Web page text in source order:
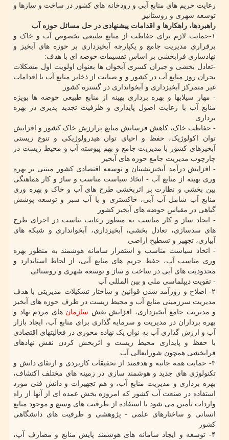
رعایت حریم های منابع آبی و رودخانه های کشور در ساخت و سازها و
توسعه شهری و روستائیر
راهبردها، راهکارها و اقدامات پیشنهادی در حل مسائل حوزه آب
۱-حمایت لازم برای حفاظت از منابع طبیعی بخصوص آب و خاک و
برقراری مدیریت جامع و یکپارچه آبخیزداری بر حوزه های آبخیز و
نهادسازی فرابخشی بر اساس تقسیمات حوضه ای با هدف:
-تعادل بخشی و جبران کسری آبخوان ها بعنوان اولویت اول مشکلات
بحران روز منابع آب در کشور و و صیانت از ذخایر منابع آب با اقدامات
غیر متمرکز آبخیزداری و آبخوانداری در گستره کشور
- مهار سیلابها و بهره برداری بهینه از منابع طبیعی حوضه ها بویژه
منابع آب با رعایت اصول پایداری و ظرفیت تجدید پذیری در بهره
برداری
- حفاظت خاک، کاهش فرسایش منابع پرارزش خاک کشور و افزایش
توان اکولوژیک، حفظ و احیای توان هیدرولوژیکی و تنوع زیستی
آبخیزهای کشور با مدیریت جامع و بهم پیوسته آب و محیط زیست در
چارچوب مدیریت جامع حوزه های آبخیز
- افزایش درآمد آبخیزنشینان و توسعه اقتصادی کشور مبتنی بر بهره
وری بهینه از منابع آب - اتخاذ سیاست مناسب و ساز و کار هماهنگی
بین بخشی و نظارت بر اثربخشی طرح های آب و خاک و بهره وری
منابع آب شامل آب آبی، خاکستری و یا آب سبز و توسعه پوشش
گیاهی در مقیاس حوضه های آبخیز کشور
- ایجاد ساز و کار مناسب به منظور رعایت تناسب در اجرای طرح
های سدسازی، تعادل بخشی، آبخیزداری، آبخوانداری و شبکه های
آبیاری، تجهیز و تسطیح اراضی
- اتخاذ سیاست مناسب و استقرار سامانه هوشمند به منظور بهره
وری مناسب آب، حفظ حریم های منابع آبی، از لحاظ استاندارد و
محدودیت های آبی در ساخت و ساز و توسعه شهری و روستائی
- تقویت دیپلماسی ملی و بین المللی آب
۲- اصلاح و روزآمد شدن قوانین و ساختار تشکیلات مدیریتی با هدف
مدیریت سرزمینی منابع آب و محیط زیست در ظرف حوزه های آبخیز
و مدیریت جامع آبخیزداری، افزایش نقش سازمان های مردم نهاد و
بهره برداران در مدیریت و سرمایه گذاری برای منابع آب، ایجاد بازار
آب و ارزش گذاری آب به نوان یک نهاده محوری در فعالیتهای اقتصادی
با حفظ و پایداری محیط زیست و اثربخش کردن نقش نهادهای
فرابخشی همچون شورایعالی آب
۳- حمایت همه جانبه و هدفمند از تحقیقات کاربردی و ارتقای دانش و
تکنولوژی های جدید و هوشمند سازی در زمینه های مختلف اکتشاف،
بهره برداری و مدیریت منابع آب، و هم تجهیزات و دانش فنی مورد
استفاده در صنعت آب کشور که امروزه بخش عمده ای از آنها از راه
واردات تأمین می شود با استفاده از ظرفیت های وسیع و موجود منابع
انسانی و ساختارهای علمی - پژوهشی و ظرفیت های دانشگاهی
کشور
۴- توسعه و ایجاد سامانه های هوشمند پایش منابع و مصارف آپ،